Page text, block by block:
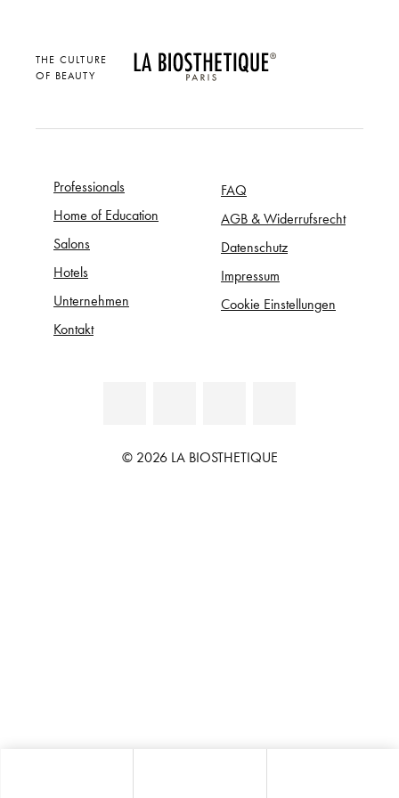
THE CULTURE
OF BEAUTY
Professionals
Home of Education
Salons
Hotels
Unternehmen
Kontakt
FAQ
AGB & Widerrufsrecht
Datenschutz
Impressum
Cookie Einstellungen
© 2026 LA BIOSTHETIQUE